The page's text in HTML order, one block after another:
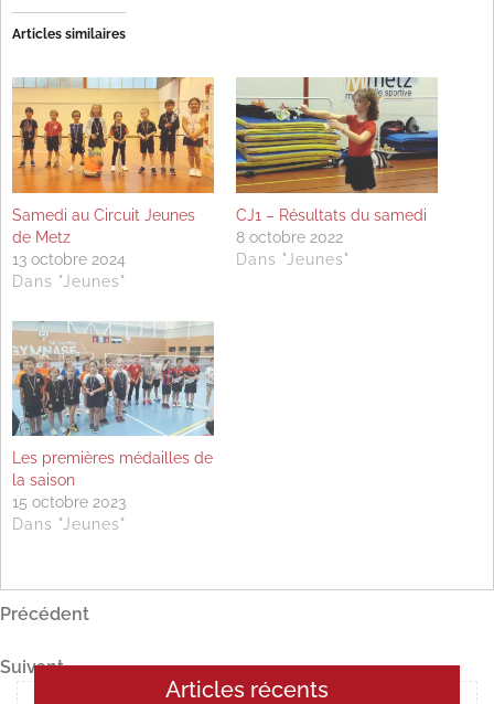
Articles similaires
Samedi au Circuit Jeunes
de Metz
13 octobre 2024
Dans "Jeunes"
CJ1 – Résultats du samedi
8 octobre 2022
Dans "Jeunes"
Les premières médailles de
la saison
15 octobre 2023
Dans "Jeunes"
Navigation
l’article
Article
Précédent
Article
suivant
Suivant
Articles récents